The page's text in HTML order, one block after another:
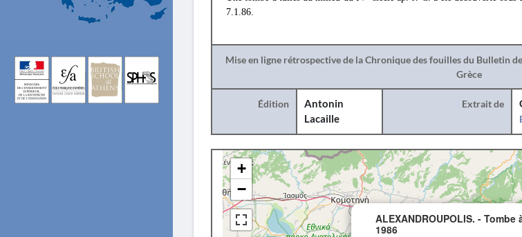
7.1.86.
Mise en ligne rétrospective de la Chronique des fouilles du Bulletin
Grèce
Édition
Antonin
Lacaille
Extrait de
ALEXANDROUPOLIS. - Tombe
1986
+
−